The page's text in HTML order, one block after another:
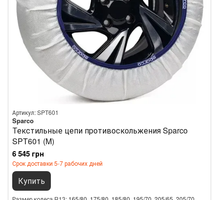
Артикул: SPT601
Sparco
Текстильные цепи противоскольжения Sparco
SPT601 (M)
6 545 грн
Срок доставки 5-7 рабочих дней
Купить